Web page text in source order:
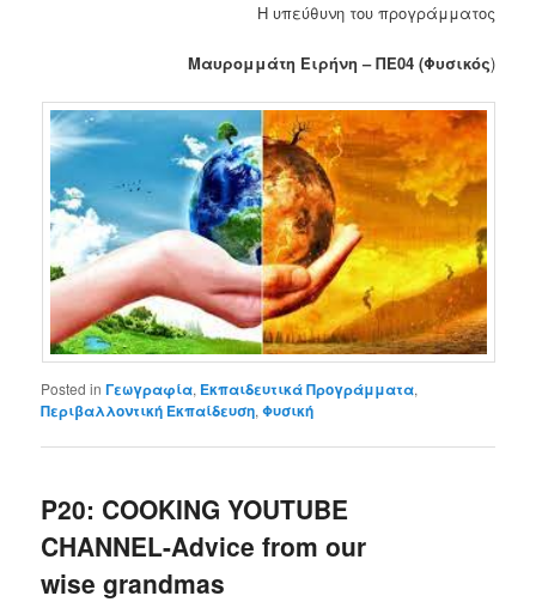
Η υπεύθυνη του προγράμματος
Μαυρομμάτη Ειρήνη – ΠΕ04 (Φυσικός)
Posted in Γεωγραφία, Εκπαιδευτικά Προγράμματα,
Περιβαλλοντική Εκπαίδευση,Φυσική
P20: COOKING YOUTUBE
CHANNEL-Advice from our
wise grandmas